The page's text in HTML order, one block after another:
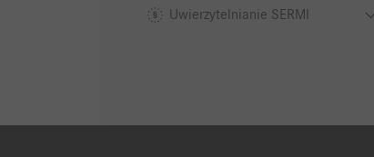
Uwierzytelnianie SERMI